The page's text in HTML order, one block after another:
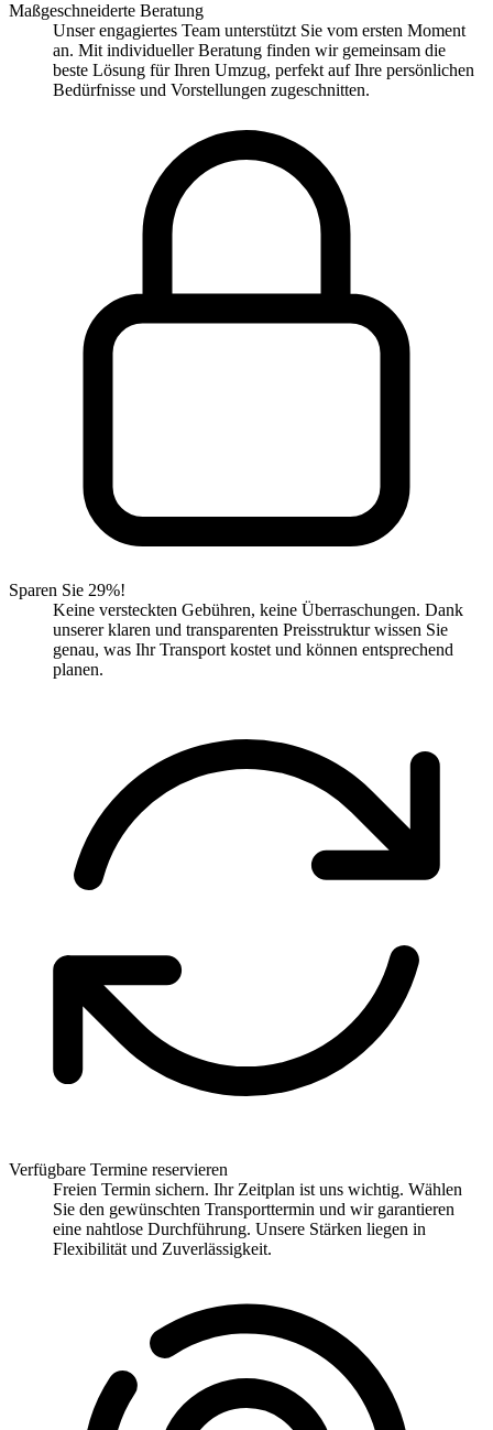
Maßgeschneiderte Beratung
Unser engagiertes Team unterstützt Sie vom ersten Moment
an. Mit individueller Beratung finden wir gemeinsam die
beste Lösung für Ihren Umzug, perfekt auf Ihre persönlichen
Bedürfnisse und Vorstellungen zugeschnitten.
Sparen Sie 29%!
Keine versteckten Gebühren, keine Überraschungen. Dank
unserer klaren und transparenten Preisstruktur wissen Sie
genau, was Ihr Transport kostet und können entsprechend
planen.
Verfügbare Termine reservieren
Freien Termin sichern. Ihr Zeitplan ist uns wichtig. Wählen
Sie den gewünschten Transporttermin und wir garantieren
eine nahtlose Durchführung. Unsere Stärken liegen in
Flexibilität und Zuverlässigkeit.